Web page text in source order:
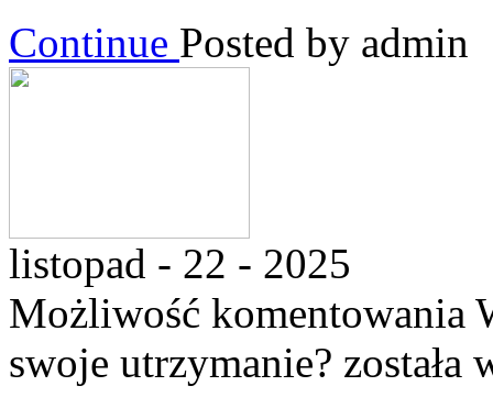
Continue Posted by admin
listopad - 22 - 2025
Możliwość komentowania
swoje utrzymanie? została